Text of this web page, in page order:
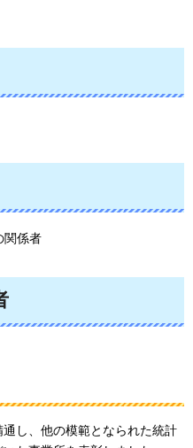
関係者
し、他の模範となられた統計